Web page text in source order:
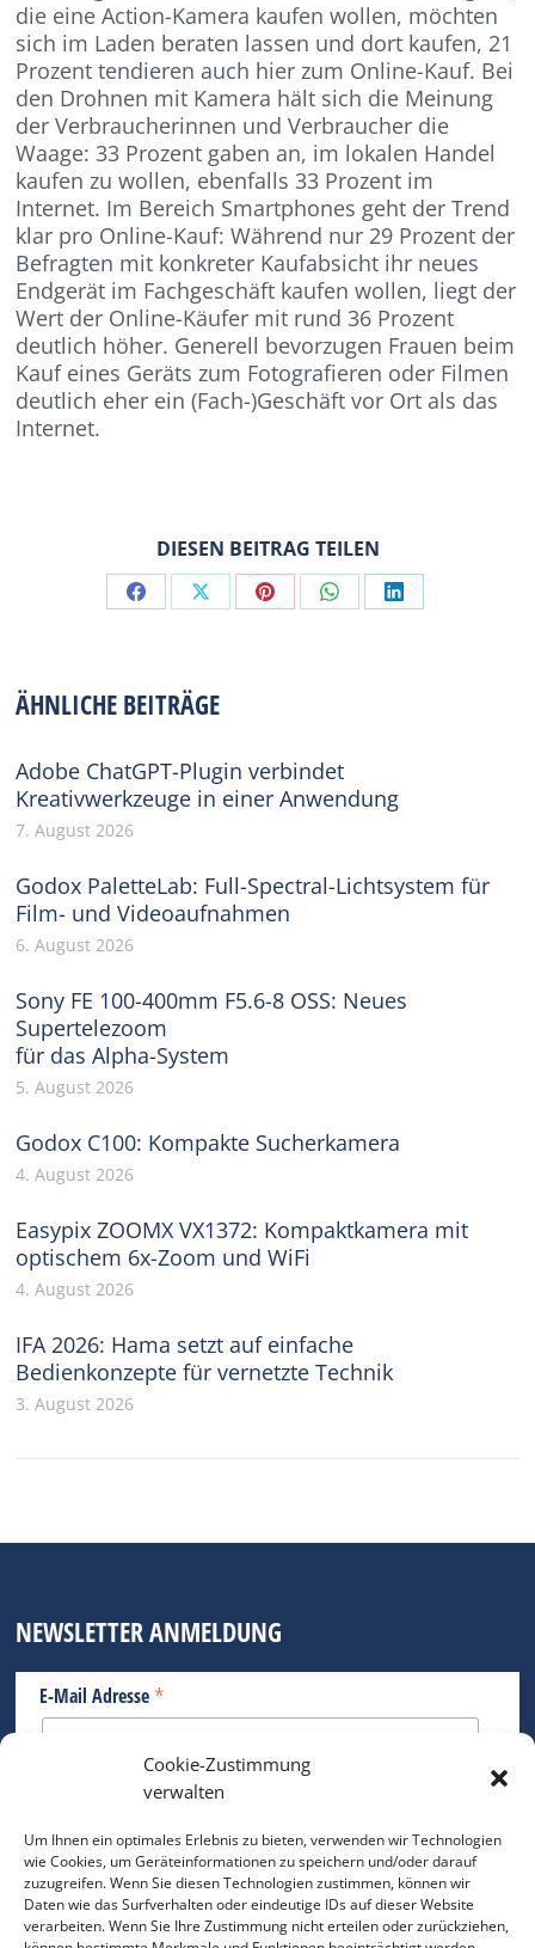
Cookie-Zustimmung
verwalten
Um Ihnen ein optimales Erlebnis zu bieten, verwenden wir Technologien
wie Cookies, um Geräteinformationen zu speichern und/oder darauf
zuzugreifen. Wenn Sie diesen Technologien zustimmen, können wir
Daten wie das Surfverhalten oder eindeutige IDs auf dieser Website
verarbeiten. Wenn Sie Ihre Zustimmung nicht erteilen oder zurückziehen,
die eine Action-Kamera kaufen wollen, möchten
sich im Laden beraten lassen und dort kaufen, 21
Prozent tendieren auch hier zum Online-Kauf. Bei
den Drohnen mit Kamera hält sich die Meinung
der Verbraucherinnen und Verbraucher die
Waage: 33 Prozent gaben an, im lokalen Handel
kaufen zu wollen, ebenfalls 33 Prozent im
Internet. Im Bereich Smartphones geht der Trend
klar pro Online-Kauf: Während nur 29 Prozent der
Befragten mit konkreter Kaufabsicht ihr neues
Endgerät im Fachgeschäft kaufen wollen, liegt der
Wert der Online-Käufer mit rund 36 Prozent
deutlich höher. Generell bevorzugen Frauen beim
Kauf eines Geräts zum Fotografieren oder Filmen
deutlich eher ein (Fach-)Geschäft vor Ort als das
Internet.
DIESEN BEITRAG TEILEN
Share Share Share Share Share
ÄHNLICHE BEITRÄGE
Adobe ChatGPT-Plugin verbindet
Kreativwerkzeuge in einer Anwendung
7. August 2026
Godox PaletteLab: Full-Spectral-Lichtsystem für
Film- und Videoaufnahmen
6. August 2026
Sony FE 100-400mm F5.6-8 OSS: Neues
Supertelezoom
für das Alpha-System
5. August 2026
Godox C100: Kompakte Sucherkamera
4. August 2026
Easypix ZOOMX VX1372: Kompaktkamera mit
optischem 6x-Zoom und WiFi
4. August 2026
IFA 2026: Hama setzt auf einfache
Bedienkonzepte für vernetzte Technik
3. August 2026
NEWSLETTER ANMELDUNG
E-Mail Adresse *
Bitte geben Sie Ihre E-Mail Adresse ein.
*